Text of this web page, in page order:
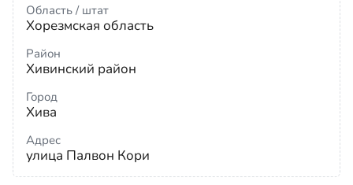
Область / штат
Хорезмская область
Район
Хивинский район
Город
Хива
Адрес
улица Палвон Кори